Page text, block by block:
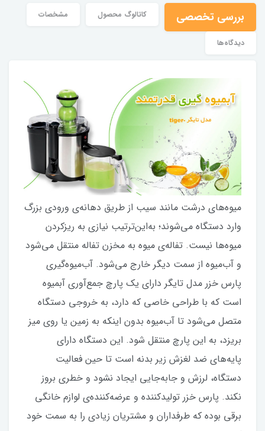
بررسی تخصصی کاتالوگ محصول مشخصات
دیدگاه‌ها
میوه‌های درشت مانند سیب از طریق دهانه‌ی ورودی بزرگ
وارد دستگاه می‌شوند؛ به‌این‌ترتیب نیازی به ریزکردن
میوه‌ها نیست. تفاله‌ی میوه به مخزن تفاله منتقل می‌شود
و آب‌میوه از سمت دیگر خارج می‌شود. آب‌میوه‌گیری
پارس خزر مدل تایگر دارای یک پارچ جمع‌آوری آبمیوه
است که با طراحی خاصی که دارد، به خروجی دستگاه
متصل می‌شود تا آب‌میوه بدون اینکه به زمین یا روی میز
بریزد، به این پارچ منتقل شود. این دستگاه دارای
پایه‌های ضد لغزش زیر بدنه است تا حین فعالیت
دستگاه، لرزش و جابه‌جایی ایجاد نشود و خطری بروز
نکند. پارس خزر تولیدکننده و عرضه‌کننده‌ی لوازم خانگی
برقی بوده که طرفداران و مشتریان زیادی را به سمت خود